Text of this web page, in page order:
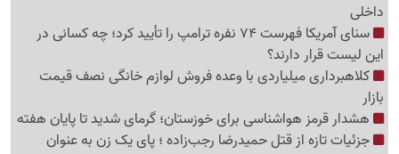
داخلی
سنای آمریکا فهرست 74 نفره ترامپ را تأیید کرد؛ چه کسانی در
این لیست قرار دارند؟
کلاهبرداری میلیاردی با وعده فروش لوازم خانگی نصف قیمت
بازار
هشدار قرمز هواشناسی برای خوزستان؛ گرمای شدید تا پایان هفته
جزئیات تازه از قتل حمیدرضا رجب‌زاده ؛ پای یک زن به عنوان